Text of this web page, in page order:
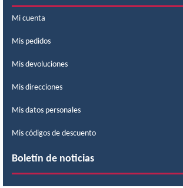
Mi cuenta
Mis pedidos
Mis devoluciones
Mis direcciones
Mis datos personales
Mis códigos de descuento
Boletín de noticias